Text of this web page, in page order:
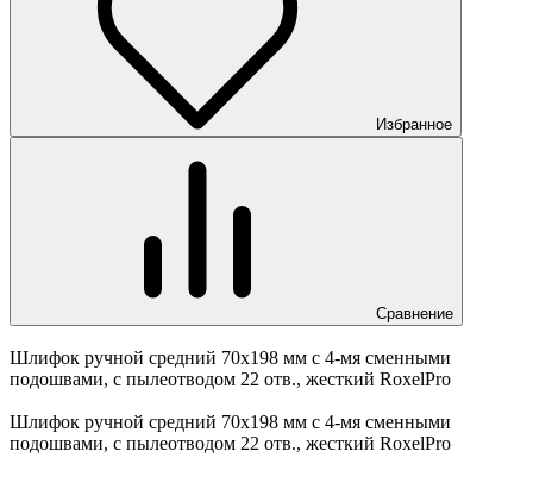
Избранное
Сравнение
Шлифок ручной средний 70х198 мм с 4-мя сменными
подошвами, с пылеотводом 22 отв., жесткий RoxelPro
Шлифок ручной средний 70х198 мм с 4-мя сменными
подошвами, с пылеотводом 22 отв., жесткий RoxelPro